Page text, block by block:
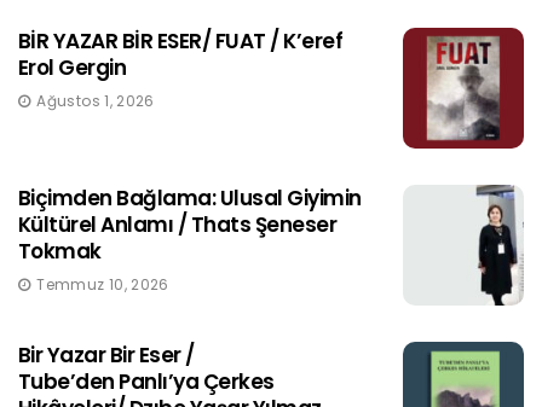
BİR YAZAR BİR ESER/ FUAT / K’eref
Erol Gergin
Ağustos 1, 2026
Biçimden Bağlama: Ulusal Giyimin
Kültürel Anlamı / Thats Şeneser
Tokmak
Temmuz 10, 2026
Bir Yazar Bir Eser /
Tube’den Panlı’ya Çerkes